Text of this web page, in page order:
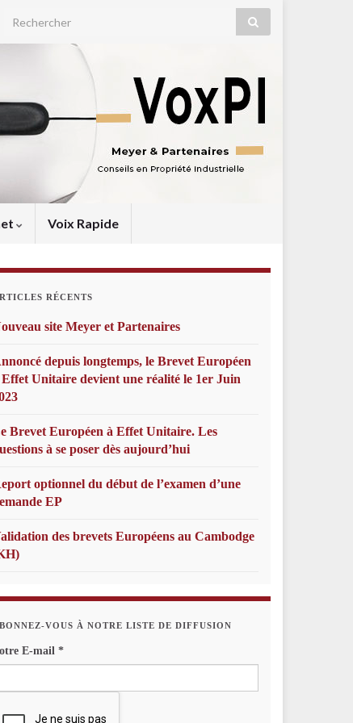
Search for:
Voix Rapide
RÉCENTS
site Meyer et Partenaires
depuis longtemps, le Brevet Européen
Effet Unitaire devient une réalité le 1er Juin
Brevet Européen à Effet Unitaire. Les
à se poser dès aujourd’hui
optionnel du début de l’examen d’une
EP
des brevets Européens au Cambodge
VOUS À NOTRE LISTE DE DIFFUSION
E-mail *